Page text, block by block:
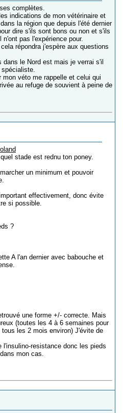
complètes.
indications de mon vétérinaire et
la région que depuis l'été dernier
dire s'ils sont bons ou non et s'ils
pas l'expérience pour.
répondra j'espère aux questions
le Nord est mais je verrai s'il
véto me rappelle et celui qui
au refuge de souvient à peine de
stade est rednu ton poney.
un minimum et pouvoir
effectivement, donc évite
si possible.
?
A l'an dernier avec babouche et
une forme +/- correcte. Mais
(toutes les 4 à 6 semaines pour
les 2 mois environ) J'évite de
resistance donc les pieds
mon cas.